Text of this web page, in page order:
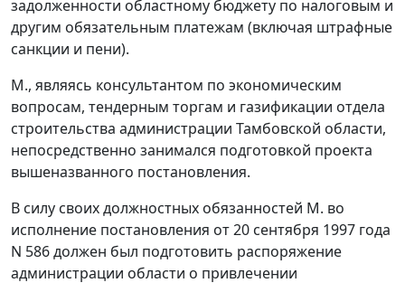
задолженности областному бюджету по налоговым и
другим обязательным платежам (включая штрафные
санкции и пени).
М., являясь консультантом по экономическим
вопросам, тендерным торгам и газификации отдела
строительства администрации Тамбовской области,
непосредственно занимался подготовкой проекта
вышеназванного постановления.
В силу своих должностных обязанностей М. во
исполнение постановления от 20 сентября 1997 года
N 586 должен был подготовить распоряжение
администрации области о привлечении